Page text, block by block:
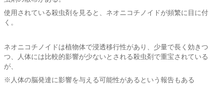
使用されている殺虫剤を見ると、ネオニコチノイドが頻繁に目に付
く。
ネオニコチノイドは植物体で浸透移行性があり、少量で長く効きつ
つ、人体には比較的影響が少ないとされる殺虫剤で重宝されている
が、
※人体の脳発達に影響を与える可能性があるという報告もある